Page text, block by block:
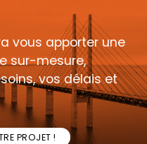
vous apporter une
sur-mesure,
vos délais et
PROJET !